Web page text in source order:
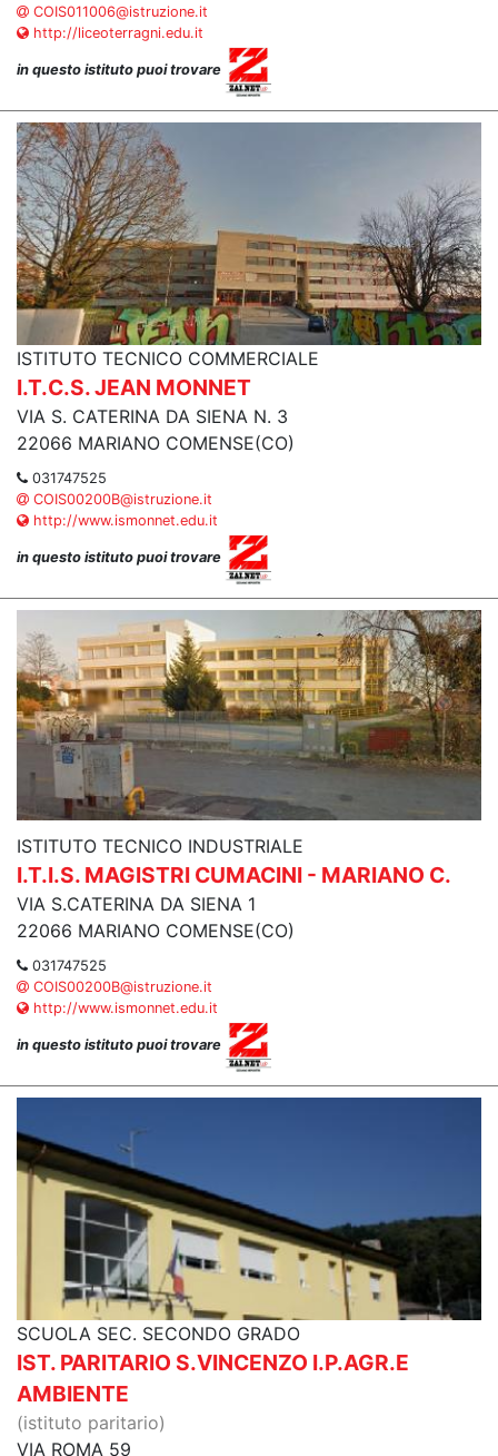
COIS011006@istruzione.it
http://liceoterragni.edu.it
in questo istituto puoi trovare
ISTITUTO TECNICO COMMERCIALE
I.T.C.S. JEAN MONNET
VIA S. CATERINA DA SIENA N. 3
22066 MARIANO COMENSE(CO)
031747525
COIS00200B@istruzione.it
http://www.ismonnet.edu.it
in questo istituto puoi trovare
ISTITUTO TECNICO INDUSTRIALE
I.T.I.S. MAGISTRI CUMACINI - MARIANO C.
VIA S.CATERINA DA SIENA 1
22066 MARIANO COMENSE(CO)
031747525
COIS00200B@istruzione.it
http://www.ismonnet.edu.it
in questo istituto puoi trovare
SCUOLA SEC. SECONDO GRADO
IST. PARITARIO S.VINCENZO I.P.AGR.E
AMBIENTE
(istituto paritario)
VIA ROMA 59